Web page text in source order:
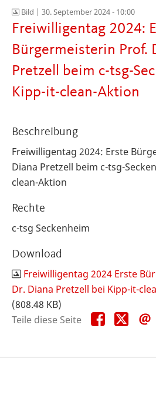
Bild | 30. September 2024 - 10:00
Freiwilligentag 2024:
Bürgermeisterin Prof.
Pretzell beim c-tsg-
Kipp-it-clean-Aktion
Beschreibung
Freiwilligentag 2024: Erste
Diana Pretzell beim c-tsg-
clean-Aktion
Rechte
c-tsg Seckenheim
Download
Freiwilligentag 2024 Erste
Dr. Diana Pretzell bei Kipp-it-
(808.48 KB)
Teile diese Seite
Teile
diese
Teile
diese